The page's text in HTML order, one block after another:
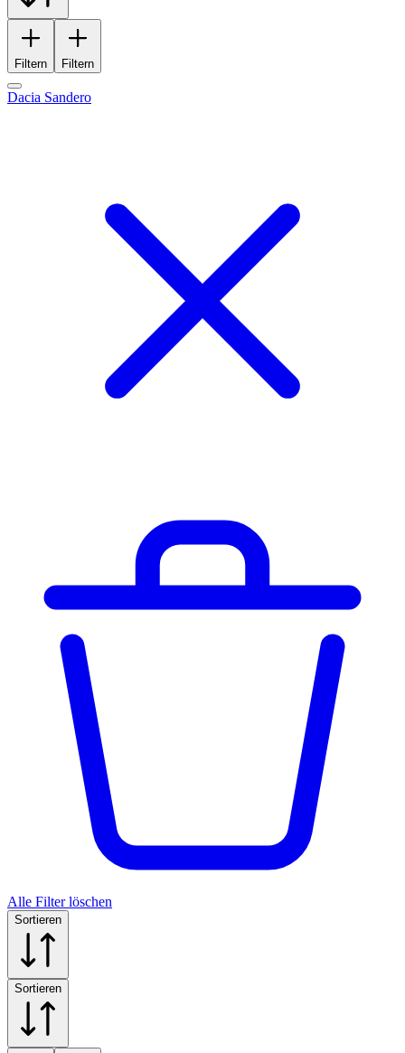
Filtern Filtern
Dacia Sandero
Alle Filter löschen
Sortieren
Sortieren